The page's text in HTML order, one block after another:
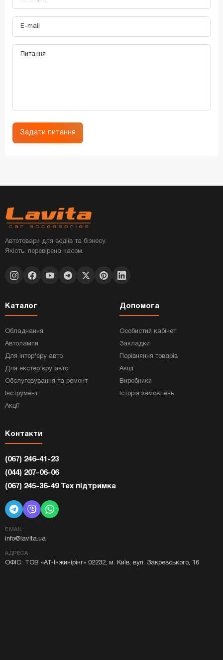
Задати питання
Автотовари для водіїв та бізнесу.
Якість, перевірена часом.
Каталог
Обладнання
Автолампи
Для інтер'єру авто
Для екстер'єру авто
Обслуговування та ремонт
Інструмент
Акції
Допомога
Особистий кабінет
Закладки
Порівняння товарів
Акції
Виробники
Історія замовлень
Контакти
(067) 246-41-23
(044) 207-06-06
(067) 245-36-49 Тех підтримка
EMAIL
info@lavita.ua
АДРЕСА
ОФІС: ТОВ «АТ-Інжинірінг» 02232, м. Київ, вул. Закревського, 16